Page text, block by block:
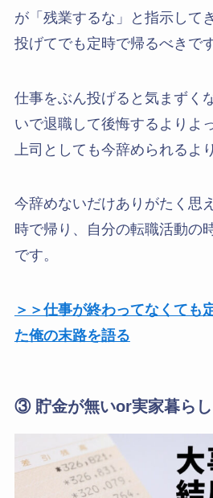
が「残業するな」と指示して
投げてでも定時で帰るべきです
仕事をぶん投げると気まずく
いで退職して後悔するよりよ
上司としても今辞められるよ
今辞めないだけありがたく思
時で帰り、自分の転職活動の
です。
＞＞仕事が終わってなくても
た俺の末路を語る
③ 貯金が無いor実家暮ら